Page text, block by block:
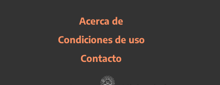
Acerca de
Condiciones de uso
Contacto